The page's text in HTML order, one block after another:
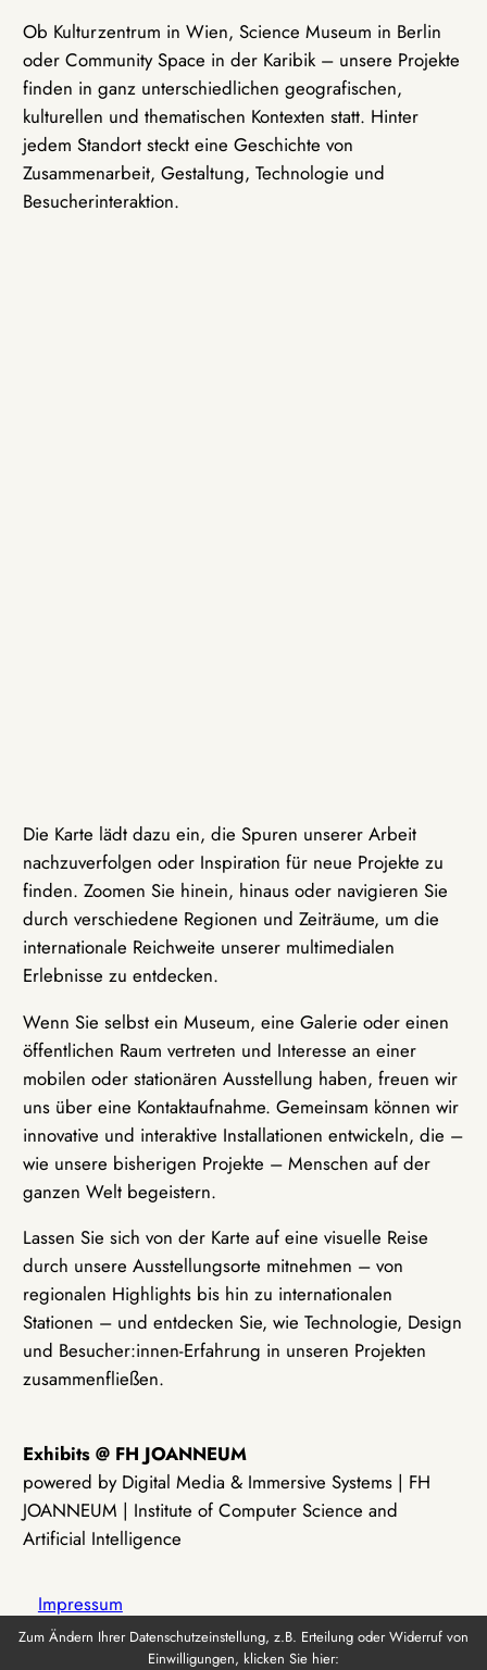
Ob Kulturzentrum in Wien, Science Museum in Berlin
oder Community Space in der Karibik – unsere Projekte
finden in ganz unterschiedlichen geografischen,
kulturellen und thematischen Kontexten statt. Hinter
jedem Standort steckt eine Geschichte von
Zusammenarbeit, Gestaltung, Technologie und
Besucherinteraktion.
Die Karte lädt dazu ein, die Spuren unserer Arbeit
nachzuverfolgen oder Inspiration für neue Projekte zu
finden. Zoomen Sie hinein, hinaus oder navigieren Sie
durch verschiedene Regionen und Zeiträume, um die
internationale Reichweite unserer multimedialen
Erlebnisse zu entdecken.
Wenn Sie selbst ein Museum, eine Galerie oder einen
öffentlichen Raum vertreten und Interesse an einer
mobilen oder stationären Ausstellung haben, freuen wir
uns über eine Kontaktaufnahme. Gemeinsam können wir
innovative und interaktive Installationen entwickeln, die –
wie unsere bisherigen Projekte – Menschen auf der
ganzen Welt begeistern.
Lassen Sie sich von der Karte auf eine visuelle Reise
durch unsere Ausstellungsorte mitnehmen – von
regionalen Highlights bis hin zu internationalen
Stationen – und entdecken Sie, wie Technologie, Design
und Besucher:innen-Erfahrung in unseren Projekten
zusammenfließen.
Exhibits @ FH JOANNEUM
powered by Digital Media & Immersive Systems | FH
JOANNEUM | Institute of Computer Science and
Artificial Intelligence
Impressum
Zum Ändern Ihrer Datenschutzeinstellung, z.B. Erteilung oder Widerruf von
Einwilligungen, klicken Sie hier: